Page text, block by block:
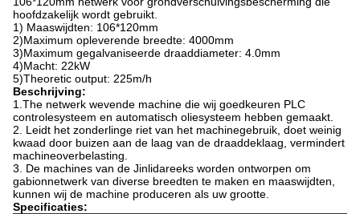
hoofdzakelijk wordt gebruikt.
1) Maaswijdten: 106*120mm
2)Maximum opleverende breedte: 4000mm
3)Maximum gegalvaniseerde draaddiameter: 4.0mm
4)Macht: 22kW
5)Theoretic output: 225m/h
Beschrijving:
1.The netwerk wevende machine die wij goedkeuren PLC
controlesysteem en automatisch oliesysteem hebben gemaakt.
2. Leidt het zonderlinge riet van het machinegebruik, doet weinig
kwaad door buizen aan de laag van de draaddeklaag, vermindert
machineoverbelasting.
3. De machines van de Jinlidareeks worden ontworpen om
gabionnetwerk van diverse breedten te maken en maaswijdten,
kunnen wij de machine produceren als uw grootte.
Specificaties: